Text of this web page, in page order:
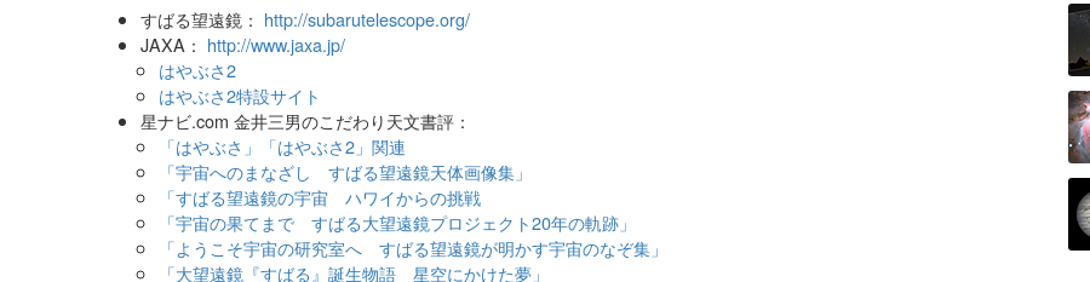
すばる望遠鏡： http://subarutelescope.org/
JAXA： http://www.jaxa.jp/
はやぶさ2
はやぶさ2特設サイト
星ナビ.com 金井三男のこだわり天文書評：
「はやぶさ」「はやぶさ2」関連
「宇宙へのまなざし すばる望遠鏡天体画像集」
「すばる望遠鏡の宇宙 ハワイからの挑戦
「宇宙の果てまで すばる大望遠鏡プロジェクト20年の軌跡」
「ようこそ宇宙の研究室へ すばる望遠鏡が明かす宇宙のなぞ集」
「大望遠鏡『すばる』誕生物語 星空にかけた夢」